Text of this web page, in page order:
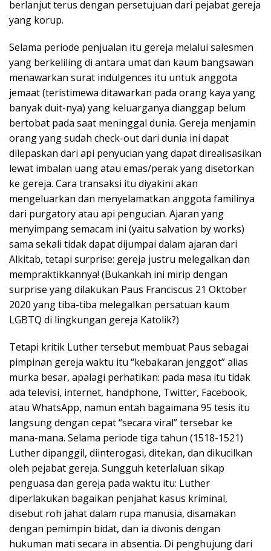
berlanjut terus dengan persetujuan dari pejabat gereja
yang korup.
Selama periode penjualan itu gereja melalui salesmen
yang berkeliling di antara umat dan kaum bangsawan
menawarkan surat indulgences itu untuk anggota
jemaat (teristimewa ditawarkan pada orang kaya yang
banyak duit-nya) yang keluarganya dianggap belum
bertobat pada saat meninggal dunia. Gereja menjamin
orang yang sudah check-out dari dunia ini dapat
dilepaskan dari api penyucian yang dapat direalisasikan
lewat imbalan uang atau emas/perak yang disetorkan
ke gereja. Cara transaksi itu diyakini akan
mengeluarkan dan menyelamatkan anggota familinya
dari purgatory atau api pengucian. Ajaran yang
menyimpang semacam ini (yaitu salvation by works)
sama sekali tidak dapat dijumpai dalam ajaran dari
Alkitab, tetapi surprise: gereja justru melegalkan dan
mempraktikkannya! (Bukankah ini mirip dengan
surprise yang dilakukan Paus Franciscus 21 Oktober
2020 yang tiba-tiba melegalkan persatuan kaum
LGBTQ di lingkungan gereja Katolik?)
Tetapi kritik Luther tersebut membuat Paus sebagai
pimpinan gereja waktu itu “kebakaran jenggot” alias
murka besar, apalagi perhatikan: pada masa itu tidak
ada televisi, internet, handphone, Twitter, Facebook,
atau WhatsApp, namun entah bagaimana 95 tesis itu
langsung dengan cepat “secara viral” tersebar ke
mana-mana. Selama periode tiga tahun (1518-1521)
Luther dipanggil, diinterogasi, ditekan, dan dikucilkan
oleh pejabat gereja. Sungguh keterlaluan sikap
penguasa dan gereja pada waktu itu: Luther
diperlakukan bagaikan penjahat kasus kriminal,
disebut roh jahat dalam rupa manusia, disamakan
dengan pemimpin bidat, dan ia divonis dengan
hukuman mati secara in absentia. Di penghujung dari